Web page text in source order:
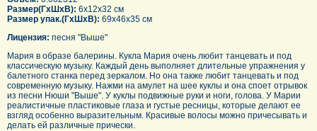
Размер(ГхШхВ): 6x12x32 см
Размер упак.(ГхШхВ): 69x46x35 см
Лицензия: песня "Выше"
Мария в образе балерины. Кукла Мария очень любит танцевать и под
классическую музыку. Каждый день выполняет длительные упражнения у
балетного станка перед зеркалом. Но она также любит танцевать и под
современную музыку. Нажми на амулет на шее куклы и она споет отрывок
из песни Нюши "Выше". У куклы подвижные руки и ноги, голова. У Марии
реалистичные пластиковые глаза и густые ресницы, которые делают ее
взгляд особенно выразительным. Красивые волосы можно причесывать и
делать ей различные прически.